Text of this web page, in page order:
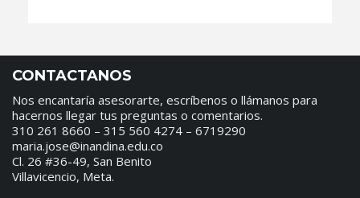
CONTACTANOS
Nos encantaría asesorarte, escríbenos o llámanos para
hacernos llegar tus preguntas o comentarios.
310 261 8660 – 315 560 4274 – 6719290
maria.jose@inandina.edu.co
Cl. 26 #36-49, San Benito
Villavicencio, Meta.